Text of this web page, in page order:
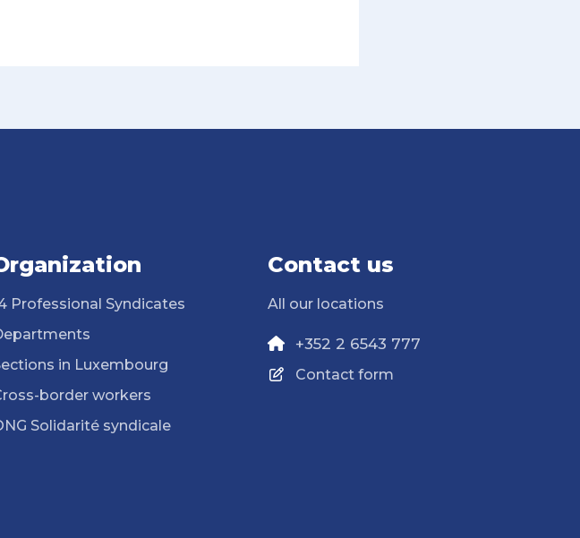
Professional Syndicates
in Luxembourg
border workers
Solidarité syndicale
Contact us
All our locations
+352 2 6543 777
Contact form